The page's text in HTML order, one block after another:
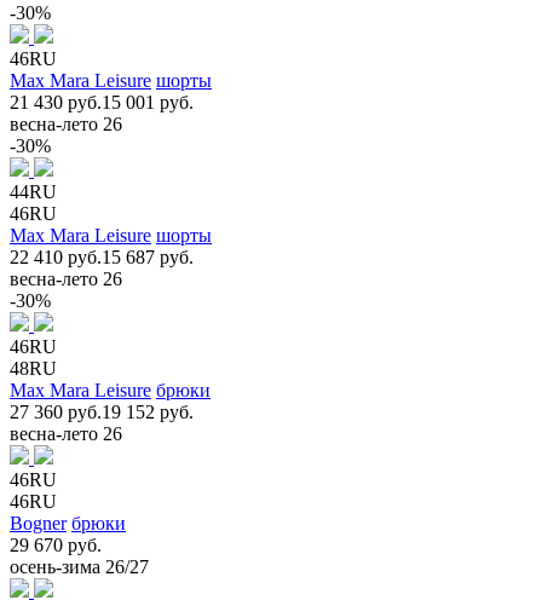
-30%
46RU
Max Mara Leisure шорты
21 430 руб.15 001 руб.
весна-лето 26
-30%
44RU
46RU
Max Mara Leisure шорты
22 410 руб.15 687 руб.
весна-лето 26
-30%
46RU
48RU
Max Mara Leisure брюки
27 360 руб.19 152 руб.
весна-лето 26
46RU
46RU
Bogner брюки
29 670 руб.
осень-зима 26/27